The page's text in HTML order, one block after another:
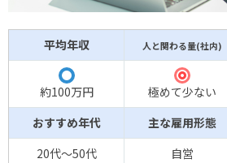
平均年収 人と関わる量(社内)
約100万円
極めて少ない
おすすめ年代
主な雇用形態
20代～50代
自営